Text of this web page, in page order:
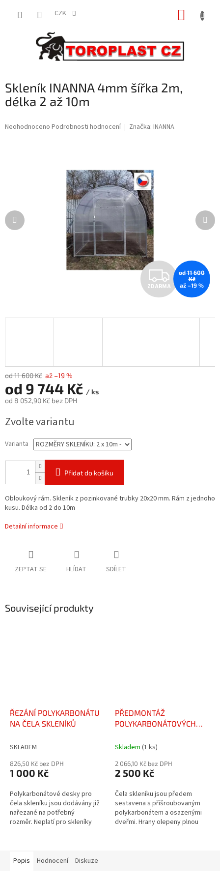
CZK
Skleník INANNA 4mm šířka 2m,
délka 2 až 10m
Průměrné
Neohodnoceno Podrobnosti hodnocení Značka: INANNA
Z
D
A
ZDARMA
od 11 600
Kč
až –19 %
od 11 600 Kč až –19 %
od 9 744 Kč / ks
od 8 052,90 Kč bez DPH
cena:
Zvolte variantu
Varianta
Přidat do košíku
Obloukový rám. Skleník z pozinkované trubky 20x20 mm. Rám z jednoho
kusu. Délka od 2 do 10m
Detailní informace
ZEPTAT SE HLÍDAT SDÍLET
Související produkty
ŘEZÁNÍ POLYKARBONÁTU
NA ČELA SKLENÍKŮ
SKLADEM
826,50 Kč bez DPH
1 000 Kč
Polykarbonátové desky pro
čela skleníku jsou dodávány již
nařezané na potřebný
rozměr. Neplatí pro skleníky
PŘEDMONTÁŽ
POLYKARBONÁTOVÝCH
Skladem (1 ks)
2 066,10 Kč bez DPH
2 500 Kč
Čela skleníku jsou předem
sestavena s přišroubovaným
polykarbonátem a osazenými
dveřmi. Hrany olepeny plnou
Popis
Hodnocení Diskuze